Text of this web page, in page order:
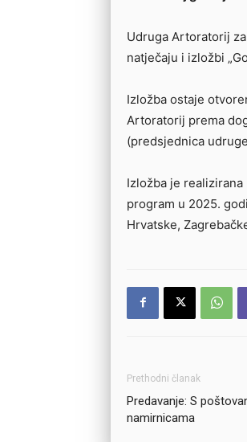
Udruga Artoratorij
natječaju i izložbi
Izložba ostaje
Artoratorij prema
(predsjednica
Izložba je
program u 2025.
Hrvatske,
Prethodni članak
Predavanje: S
namirnicama